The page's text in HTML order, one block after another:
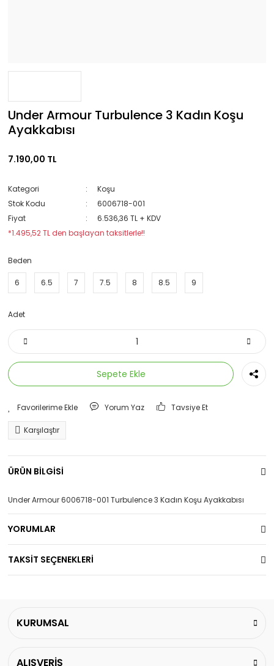
Under Armour Turbulence 3 Kadın Koşu
Ayakkabısı
7.190,00 TL
Kategori
Koşu
Stok Kodu
6006718-001
Fiyat
6.536,36 TL + KDV
*1.495,52 TL den başlayan taksitlerle!!
Beden
6 6.5 7 7.5 8 8.5 9
Adet
Sepete Ekle
Yorum Yaz Tavsiye Et
Karşılaştır
ÜRÜN BİLGİSİ
Under Armour 6006718-001 Turbulence 3 Kadın Koşu Ayakkabısı
YORUMLAR
TAKSİT SEÇENEKLERİ
KURUMSAL
ALIŞVERİŞ